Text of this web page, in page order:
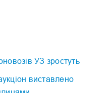
УЗ зростуть
виставлено